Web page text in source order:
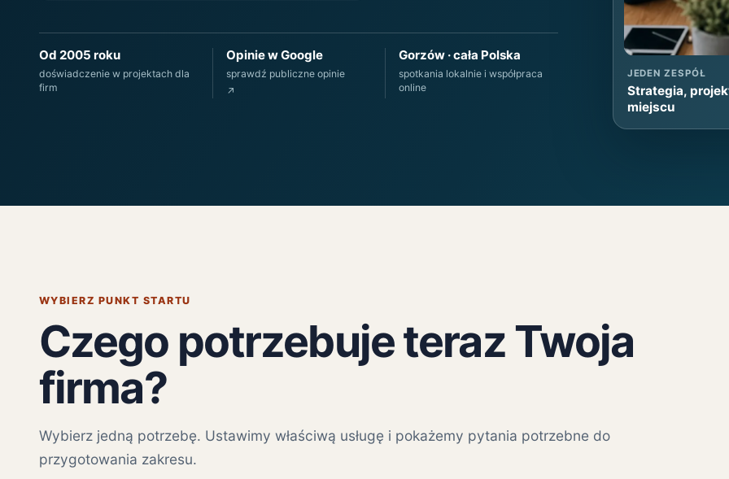
Od 2005 roku
doświadczenie w projektach dla
firm
Opinie w Google
sprawdź publiczne opinie
↗
Gorzów · cała Polska
spotkania lokalnie i współpraca
online
JEDEN ZESPÓŁ
Strategia,
miejscu
WYBIERZ PUNKT STARTU
Czego potrzebuje teraz Twoja
firma?
Wybierz jedną potrzebę. Ustawimy właściwą usługę i pokażemy pytania potrzebne do
przygotowania zakresu.